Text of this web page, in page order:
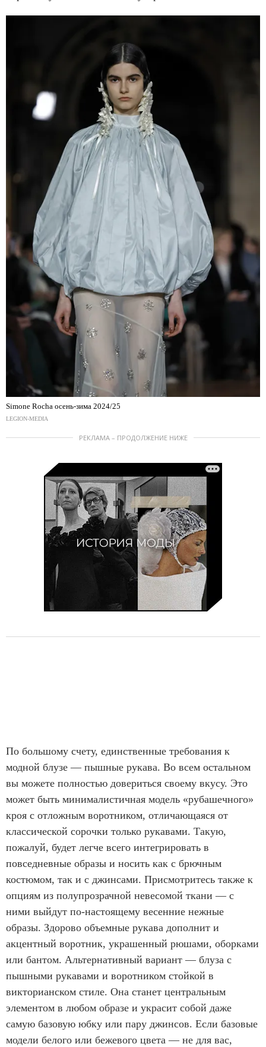
Simone Rocha осень-зима 2024/25
LEGION-MEDIA
РЕКЛАМА – ПРОДОЛЖЕНИЕ НИЖЕ
По большому счету, единственные требования к
модной блузе — пышные рукава. Во всем остальном
вы можете полностью довериться своему вкусу. Это
может быть минималистичная модель «рубашечного»
кроя с отложным воротником, отличающаяся от
классической сорочки только рукавами. Такую,
пожалуй, будет легче всего интегрировать в
повседневные образы и носить как с брючным
костюмом, так и с джинсами. Присмотритесь также к
опциям из полупрозрачной невесомой ткани — с
ними выйдут по-настоящему весенние нежные
образы. Здорово объемные рукава дополнит и
акцентный воротник, украшенный рюшами, оборками
или бантом. Альтернативный вариант — блуза с
пышными рукавами и воротником стойкой в
викторианском стиле. Она станет центральным
элементом в любом образе и украсит собой даже
самую базовую юбку или пару джинсов. Если базовые
модели белого или бежевого цвета — не для вас,